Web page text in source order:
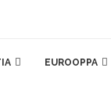
EUROOPPA